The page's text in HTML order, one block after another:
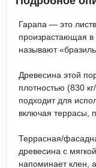
Гарапа — это
произрастающая
называют
Древесина этой
плотностью (830
подходит для
включая террасы,
Террасная/
древесина с
напоминает клен,